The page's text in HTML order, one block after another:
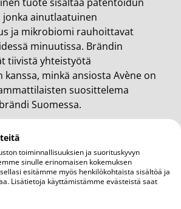
jonka ainutlaatuinen
ja mikrobiomi rauhoittavat
minuutissa. Brändin
tiivistä yhteistyötä
minkä ansiosta Avène on
suosittelema
Suomessa.
koko perheen
löytyy ratkaisuja kaiken ikäisten ja
tarpeisiin. Cicalfate-sarja tarjoaa
toiminnallisuuksien ja suorituskyvyn
sinulle erinomaisen kokemuksen
esitämme myös henkilökohtaista sisältöä ja
Lisätietoja käyttämistämme evästeistä saat